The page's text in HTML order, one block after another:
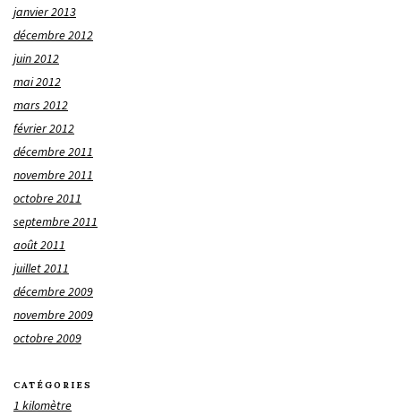
janvier 2013
décembre 2012
juin 2012
mai 2012
mars 2012
février 2012
décembre 2011
novembre 2011
octobre 2011
septembre 2011
août 2011
juillet 2011
décembre 2009
novembre 2009
octobre 2009
CATÉGORIES
1 kilomètre